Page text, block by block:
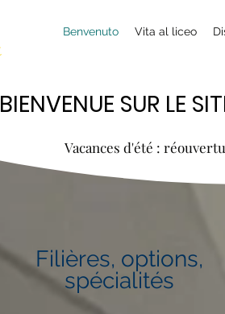
Benvenuto Vita al liceo
BIENVENUE SUR LE
BIENVENUE SUR LE
Vacances d'été :
Filières, options,
spécialités